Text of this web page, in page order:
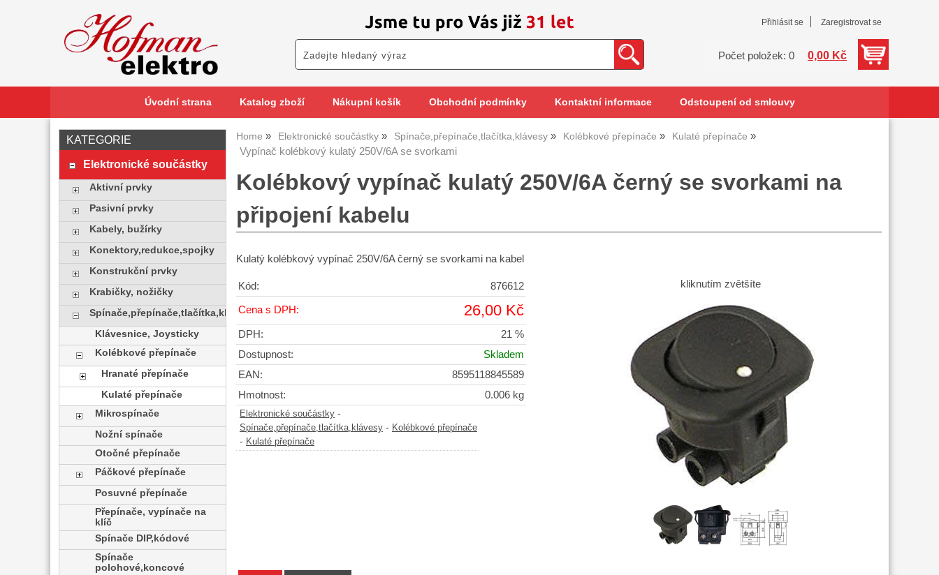
Přihlásit se Zaregistrovat se
Počet položek: 0 0,00 Kč
Úvodní strana Katalog zboží Nákupní košík Obchodní podmínky Kontaktní informace Odstoupení od smlouvy
Home Elektronické součástky Spínače,přepínače,tlačítka,klávesy Kolébkové přepínače Kulaté přepínače
Vypínač kolébkový kulatý 250V/6A se svorkami
Kolébkový vypínač kulatý 250V/6A černý se svorkami na
připojení kabelu
Kulatý kolébkový vypínač 250V/6A černý se svorkami na kabel
kliknutím zvětšíte
Kód: 876612
Cena s DPH: 26,00 Kč
DPH:
21 %
Dostupnost:
Skladem
EAN:
8595118845589
Hmotnost:
0.006 kg
Elektronické součástky -
Spínače,přepínače,tlačítka,klávesy - Kolébkové přepínače
- Kulaté přepínače
KATEGORIE
Elektronické součástky
Aktivní prvky
Pasivní prvky
Kabely, bužírky
Konektory,redukce,spojky
Konstrukční prvky
Krabičky, nožičky
Spínače,přepínače,tlačítka,klávesy
Klávesnice, Joysticky
Kolébkové přepínače
Hranaté přepínače
Kulaté přepínače
Mikrospínače
Nožní spínače
Otočné přepínače
Páčkové přepínače
Posuvné přepínače
Přepínače, vypínače na
klíč
Spínače DIP,kódové
Spínače
polohové,koncové